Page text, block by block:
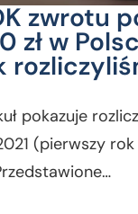
zwrotu
zł w
pokazuje
(pierwszy